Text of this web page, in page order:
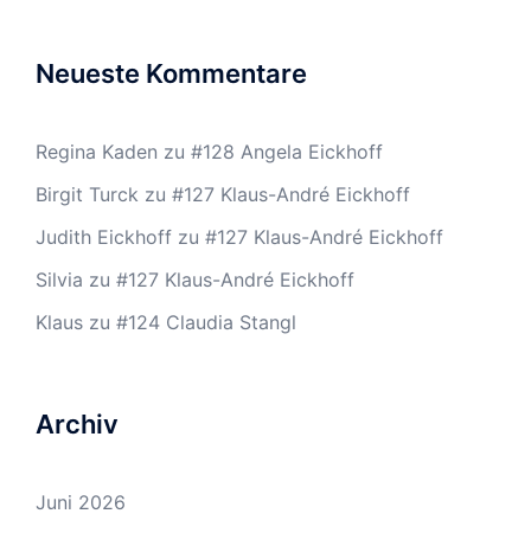
Neueste Kommentare
Regina Kaden zu #128 Angela Eickhoff
Birgit Turck zu #127 Klaus-André Eickhoff
Judith Eickhoff zu #127 Klaus-André Eickhoff
Silvia zu #127 Klaus-André Eickhoff
Klaus zu #124 Claudia Stangl
Archiv
Juni 2026